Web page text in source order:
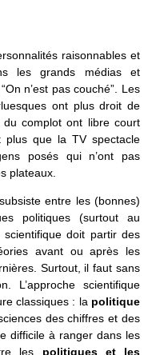
raisonnables et
les grands médias et
n’est pas couché”. Les
ont plus droit de
complot ont libre court
plus que la TV spectacle
posés qui n’ont pas
plateaux.
entre les (bonnes)
politiques (surtout au
doit partir des
avant ou après les
Surtout, il faut sans
L’approche scientifique
classiques : la politique
des chiffres et des
difficile à ranger dans les
les politiques et les